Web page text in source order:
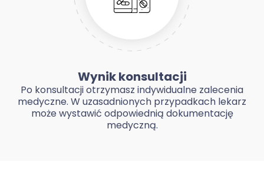
Wynik konsultacji
Po konsultacji otrzymasz indywidualne zalecenia
medyczne. W uzasadnionych przypadkach lekarz
może wystawić odpowiednią dokumentację
medyczną.